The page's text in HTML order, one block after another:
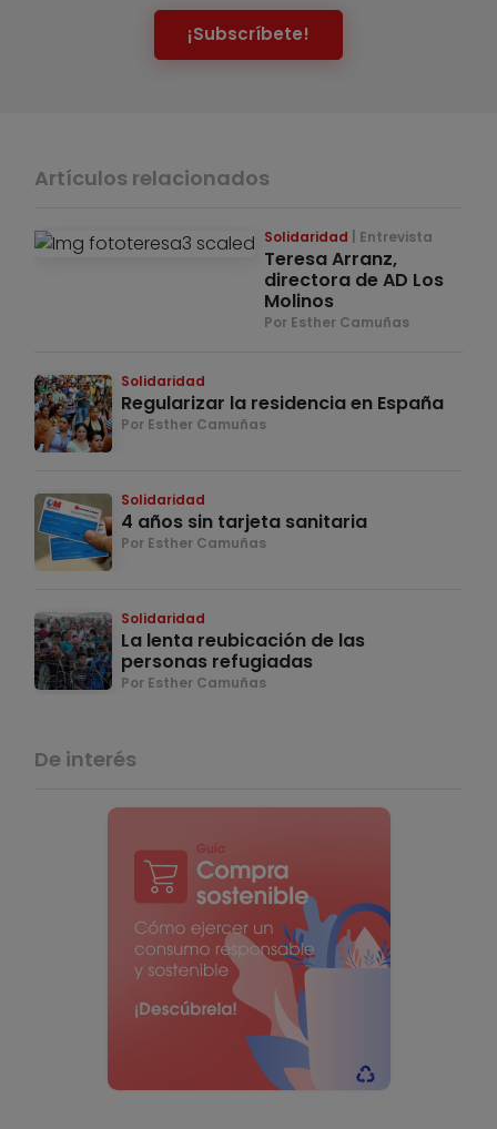
¡Subscríbete!
Artículos relacionados
Solidaridad Entrevista
Teresa Arranz,
directora de AD Los
Molinos
Por Esther Camuñas
Solidaridad
Regularizar la residencia en España
Por Esther Camuñas
Solidaridad
4 años sin tarjeta sanitaria
Por Esther Camuñas
Solidaridad
La lenta reubicación de las
personas refugiadas
Por Esther Camuñas
De interés